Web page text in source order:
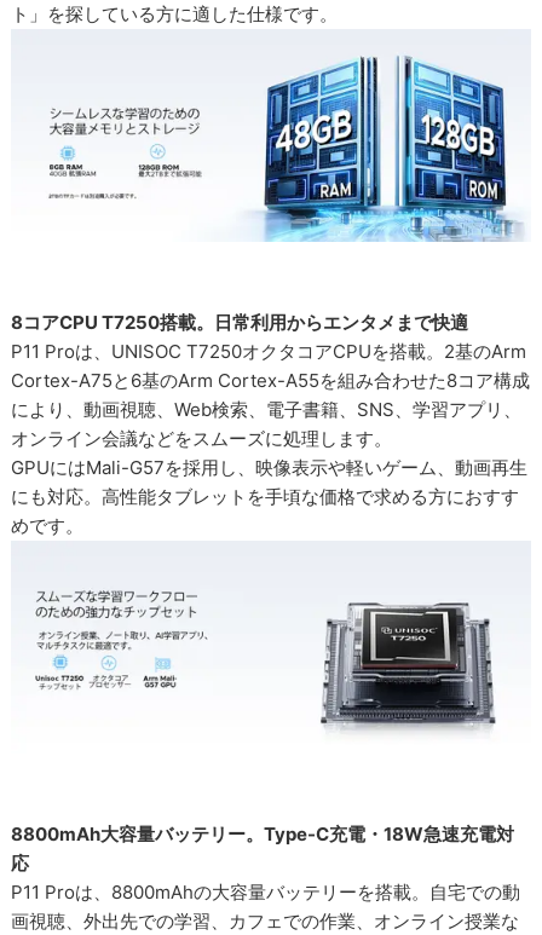
ト」を探している方に適した仕様です。
8コアCPU T7250搭載。日常利用からエンタメまで快適
P11 Proは、UNISOC T7250オクタコアCPUを搭載。2基のArm
Cortex-A75と6基のArm Cortex-A55を組み合わせた8コア構成
により、動画視聴、Web検索、電子書籍、SNS、学習アプリ、
オンライン会議などをスムーズに処理します。
GPUにはMali-G57を採用し、映像表示や軽いゲーム、動画再生
にも対応。高性能タブレットを手頃な価格で求める方におすす
めです。
8800mAh大容量バッテリー。Type-C充電・18W急速充電対
応
P11 Proは、8800mAhの大容量バッテリーを搭載。自宅での動
画視聴、外出先での学習、カフェでの作業、オンライン授業な